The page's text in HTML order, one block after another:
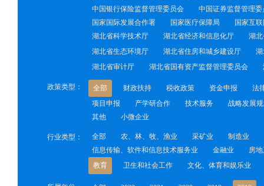
中国银行保险监督管理委员会
中国证券监督管理委
国家国际发展合作署
国家医疗保障局
国家互
湖北省科学技术厅
湖北省经济和信息化厅
湖
湖北省生态环境厅
湖北省住房和城乡建设厅
湖北省审计厅
湖北省国有资产监督管理委员会
政策类型： 全部 财政扶持 税收政策 资金申报
法
项目申报
产学研合作 技术服务
战略发展
其他
小微企业
行业类型： 全部 农、林、牧、渔业 采矿业
制造业
信息传输、软件和信息技术服务业
金融业
房
教育
卫生和社会工作 文化、体育和娱乐业